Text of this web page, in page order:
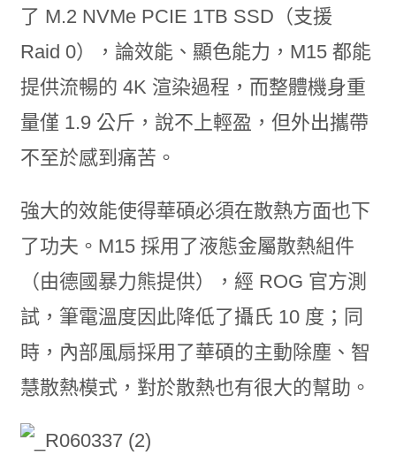
了 M.2 NVMe PCIE 1TB SSD（支援
Raid 0），論效能、顯色能力，M15 都能
提供流暢的 4K 渲染過程，而整體機身重
量僅 1.9 公斤，說不上輕盈，但外出攜帶
不至於感到痛苦。
強大的效能使得華碩必須在散熱方面也下
了功夫。M15 採用了液態金屬散熱組件
（由德國暴力熊提供），經 ROG 官方測
試，筆電溫度因此降低了攝氏 10 度；同
時，內部風扇採用了華碩的主動除塵、智
慧散熱模式，對於散熱也有很大的幫助。